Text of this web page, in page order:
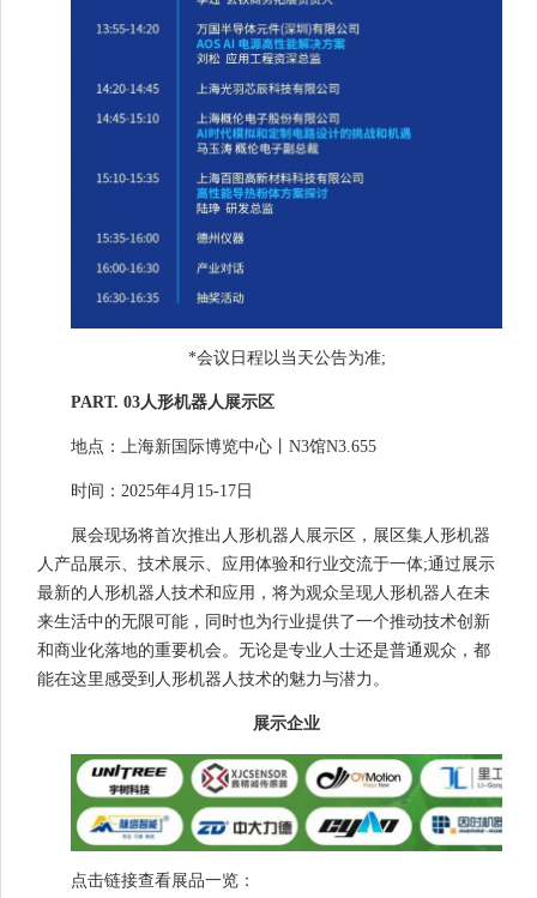
*会议日程以当天公告为准;
PART. 03人形机器人展示区
地点：上海新国际博览中心丨N3馆N3.655
时间：2025年4月15-17日
展会现场将首次推出人形机器人展示区，展区集人形机器
人产品展示、技术展示、应用体验和行业交流于一体;通过展示
最新的人形机器人技术和应用，将为观众呈现人形机器人在未
来生活中的无限可能，同时也为行业提供了一个推动技术创新
和商业化落地的重要机会。无论是专业人士还是普通观众，都
能在这里感受到人形机器人技术的魅力与潜力。
展示企业
点击链接查看展品一览：